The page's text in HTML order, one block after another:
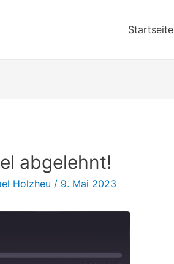
Startseite
abgelehnt!
Holzheu / 9. Mai 2023